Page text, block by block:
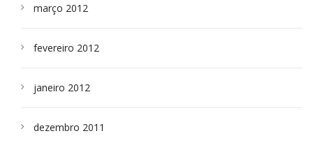
março 2012
fevereiro 2012
janeiro 2012
dezembro 2011